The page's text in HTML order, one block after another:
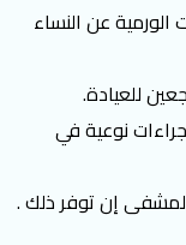
الورمية عن النساء
للعيادة.
نوعية في
إن توفر ذلك .